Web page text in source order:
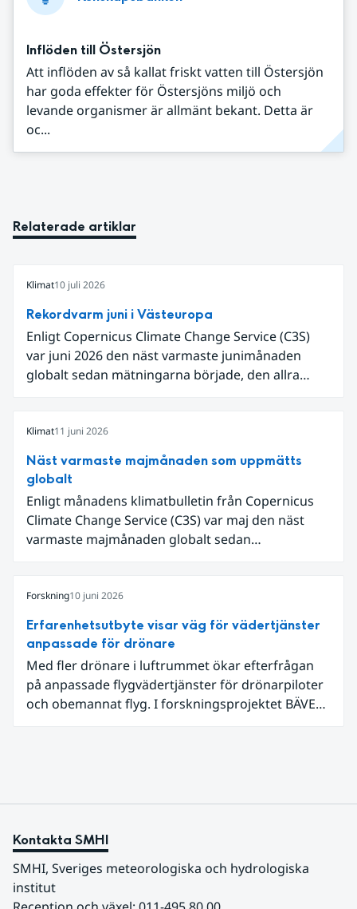
Inflöden till Östersjön
Att inflöden av så kallat friskt vatten till Östersjön
har goda effekter för Östersjöns miljö och
levande organismer är allmänt bekant. Detta är
oc...
Relaterade artiklar
Klimat10 juli 2026
Rekordvarm juni i Västeuropa
Enligt Copernicus Climate Change Service (C3S)
var juni 2026 den näst varmaste junimånaden
globalt sedan mätningarna började, den allra
begränsar oss till Västeuropa var det den allra
varmaste juni. Detta betingades till stor del av en
extrem hetta i slutet av månaden. Världshavens
ytvattentemperaturer var den högsta som
uppmätts för en juni månad, vilket ligger i fas med
en framväxande El Niño i Stilla havet.
Klimat11 juni 2026
Näst varmaste majmånaden som uppmätts
globalt
Enligt månadens klimatbulletin från Copernicus
Climate Change Service (C3S) var maj den näst
varmaste majmånaden globalt sedan
varma – havsytetemperaturerna var de näst
högsta som noterats för en majmånad, med
extremt höga temperaturer i tropiska Stilla havet.
Forskning10 juni 2026
Erfarenhetsutbyte visar väg för vädertjänster
anpassade för drönare
Med fler drönare i luftrummet ökar efterfrågan
på anpassade flygvädertjänster för drönarpiloter
och obemannat flyg. I forskningsprojektet BÄVER
en andra workshop som gav värdefulla insikter.
Kontakta SMHI
SMHI, Sveriges meteorologiska och hydrologiska
institut